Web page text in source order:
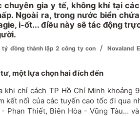
chuyên gia y tế, không khí tại
Ngoài ra, trong nước biển
i-ốt... điều này sẽ tác động
tỷ đồng thành lập 2 công ty con /
Novaland
một lựa chọn hai đích đến
khi chỉ cách TP Hồ Chí Minh khoảng
kết nối của các tuyến cao tốc đi qua
- Phan Thiết, Biên Hòa - Vũng Tàu…